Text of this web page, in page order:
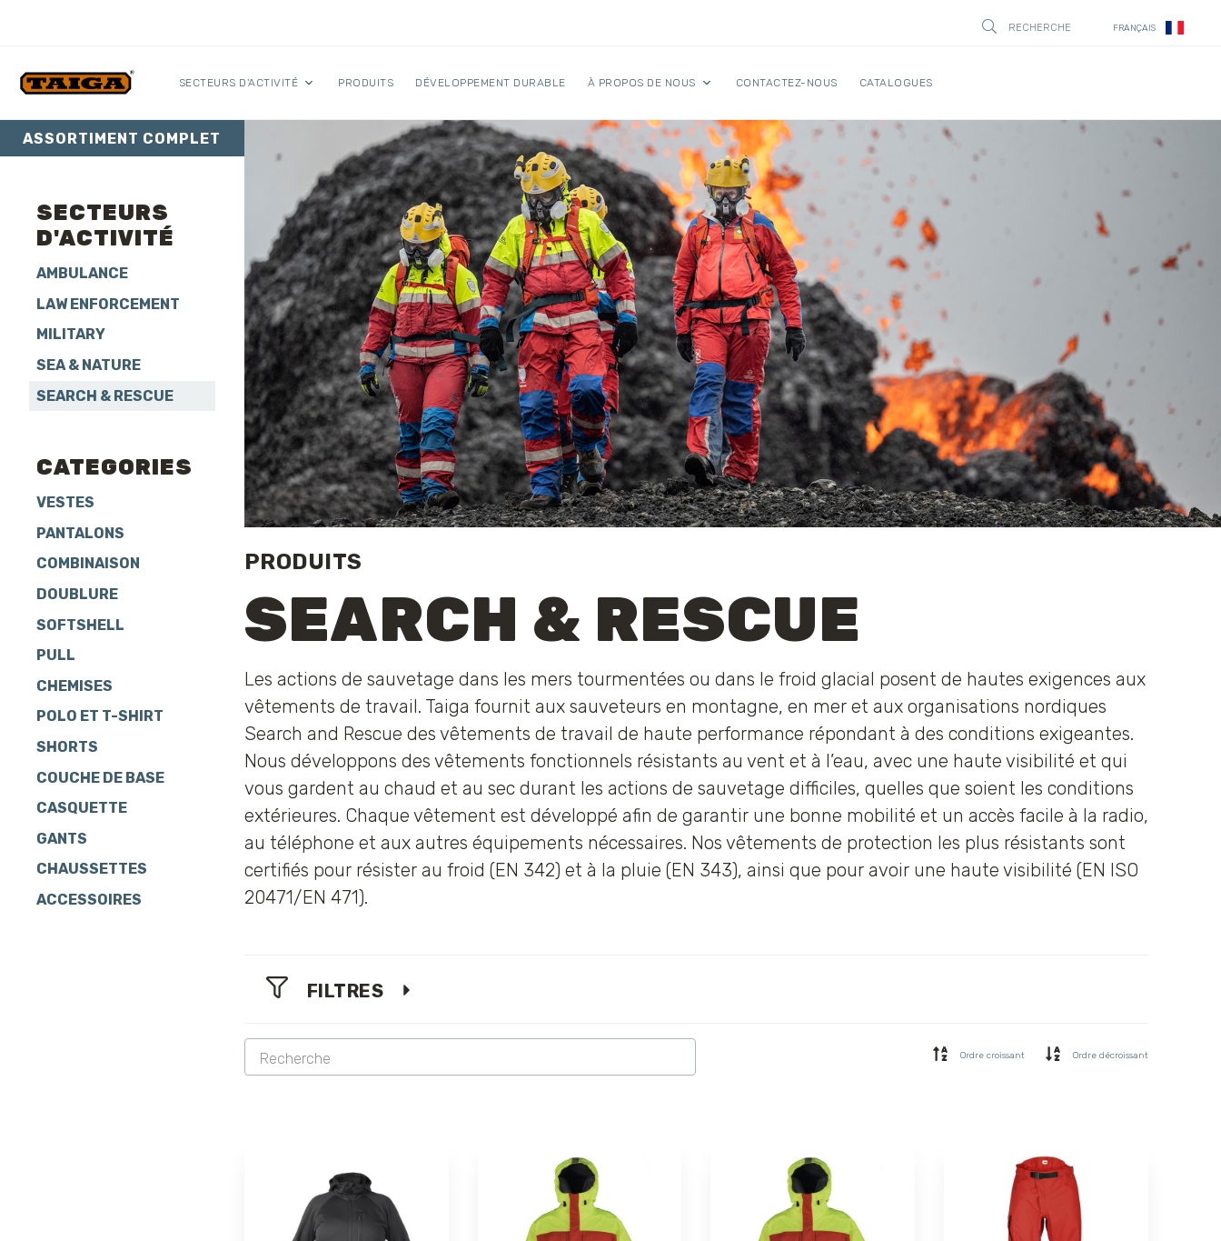
RECHERCHE FRANÇAIS
SECTEURS D'ACTIVITÉ PRODUITS DÉVELOPPEMENT DURABLE À PROPOS DE NOUS CONTACTEZ-NOUS CATALOGUES
ASSORTIMENT COMPLET
SECTEURS
D'ACTIVITÉ
AMBULANCE
LAW ENFORCEMENT
MILITARY
SEA & NATURE
SEARCH & RESCUE
CATEGORIES
VESTES
PANTALONS
COMBINAISON
DOUBLURE
SOFTSHELL
PULL
CHEMISES
POLO ET T-SHIRT
SHORTS
COUCHE DE BASE
CASQUETTE
GANTS
CHAUSSETTES
ACCESSOIRES
PRODUITS
SEARCH & RESCUE
Les actions de sauvetage dans les mers tourmentées ou dans le froid glacial posent de hautes exigences aux
vêtements de travail. Taiga fournit aux sauveteurs en montagne, en mer et aux organisations nordiques
Search and Rescue des vêtements de travail de haute performance répondant à des conditions exigeantes.
Nous développons des vêtements fonctionnels résistants au vent et à l’eau, avec une haute visibilité et qui
vous gardent au chaud et au sec durant les actions de sauvetage difficiles, quelles que soient les conditions
extérieures. Chaque vêtement est développé afin de garantir une bonne mobilité et un accès facile à la radio,
au téléphone et aux autres équipements nécessaires. Nos vêtements de protection les plus résistants sont
certifiés pour résister au froid (EN 342) et à la pluie (EN 343), ainsi que pour avoir une haute visibilité (EN ISO
20471/EN 471).
FILTRES
Ordre croissant Ordre décroissant